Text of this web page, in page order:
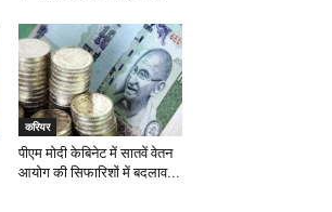
करियर
पीएम मोदी केबिनेट में सातवें वेतन
आयोग की सिफारिशों में बदलाव...